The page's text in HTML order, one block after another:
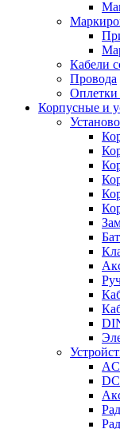
Кабели
Провода
Оплетки
Корпусные и